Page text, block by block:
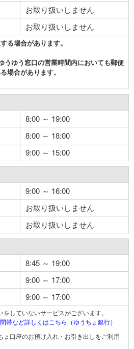
お取り扱いしません
お取り扱いしません
る場合があります。
うゆう窓口の営業時間内においても郵便
場合があります。
8:00 ～ 19:00
8:00 ～ 18:00
9:00 ～ 15:00
9:00 ～ 16:00
お取り扱いしません
お取り扱いしません
8:45 ～ 19:00
9:00 ～ 17:00
9:00 ～ 17:00
していないサービスがございます。
帯など詳しくはこちら（ゆうちょ銀行）
ょ口座のお預け入れ・お引き出しをご利用